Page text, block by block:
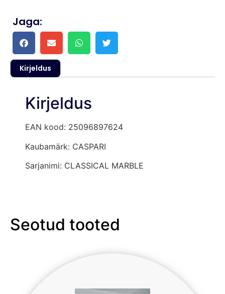
Jaga:
Kirjeldus
Kirjeldus
EAN kood: 25096897624
Kaubamärk: CASPARI
Sarjanimi: CLASSICAL MARBLE
Seotud tooted